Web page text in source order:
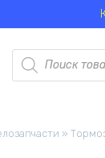
Поиск
товаров
»